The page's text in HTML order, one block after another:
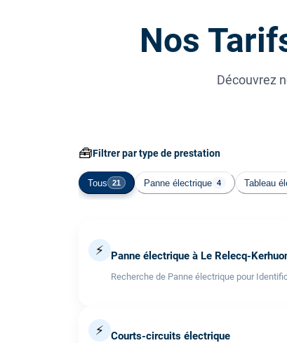
Nos
Découvrez
🧰Filtrer par type de prestation
Tous 21 Panne électrique 4 Tableau
⚡ Panne électrique à Le Relecq-
Recherche de Panne électrique pour
⚡ Courts-circuits électrique